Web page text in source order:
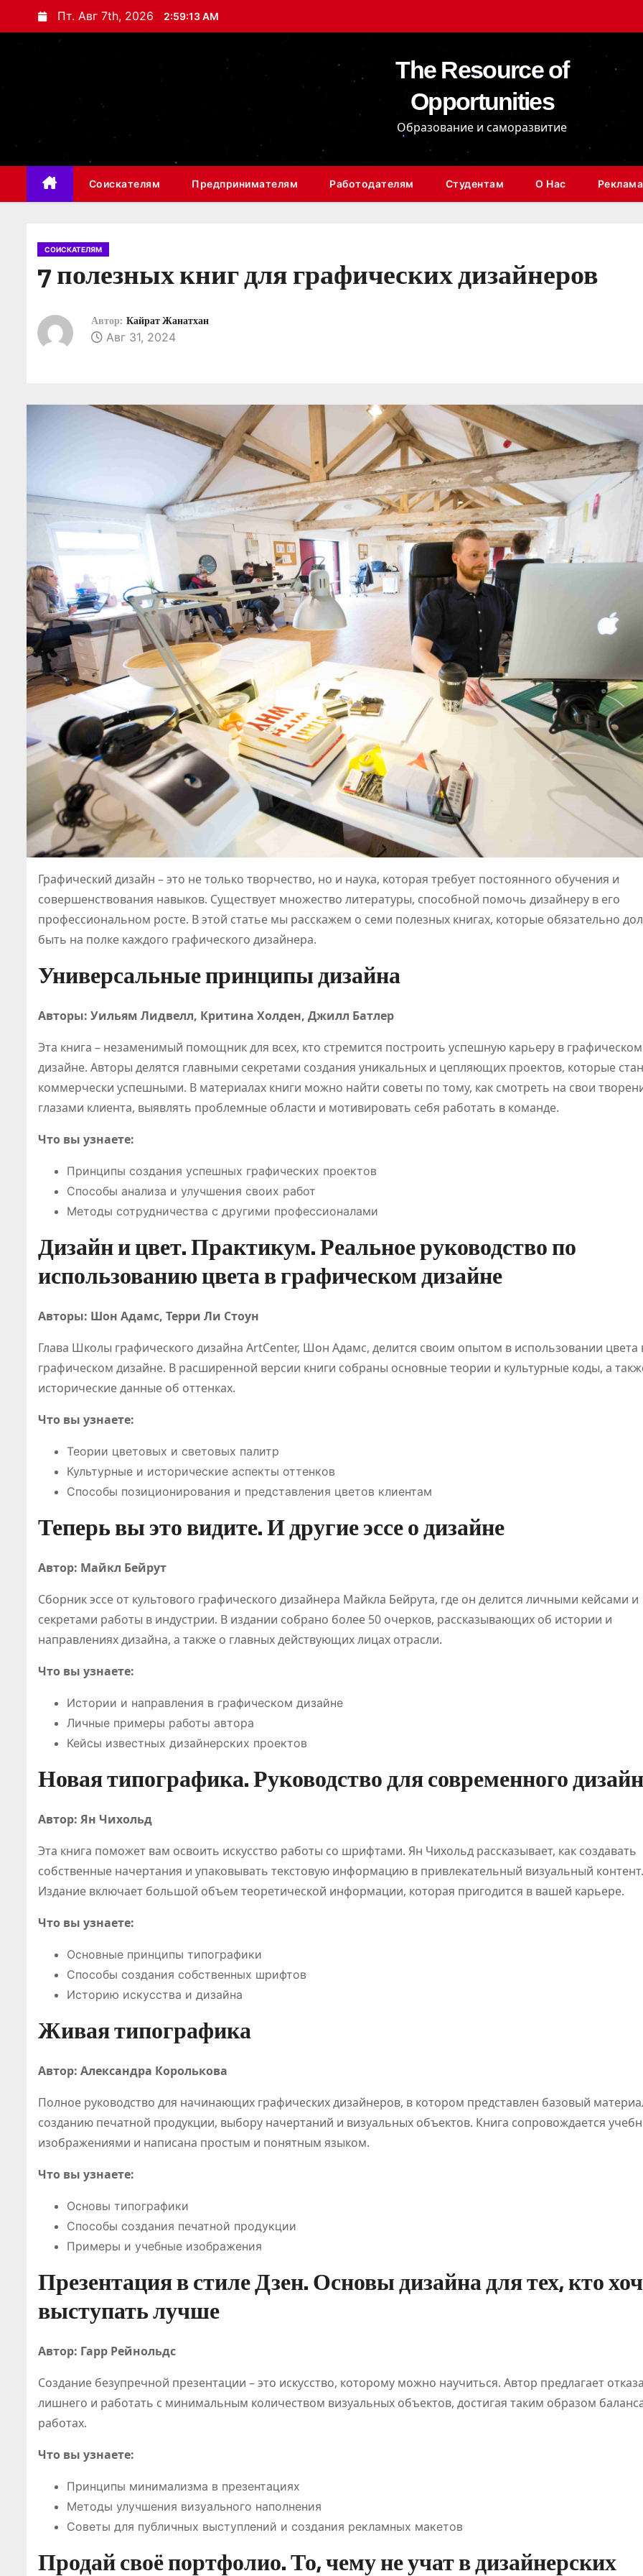
е
с
Пт. Авг 7th, 2026 2:59:15 AM
The Resource of
Opportunities
Образование и саморазвитие
Соискателям Предпринимателям Работодателям Студентам О Нас Реклама
СОИСКАТЕЛЯМ
7 полезных книг для графических дизайнеров
Автор: Кайрат Жанатхан
Авг 31, 2024
Графический дизайн – это не только творчество, но и наука, которая требует постоянного обучения и
совершенствования навыков. Существует множество литературы, способной помочь дизайнеру в его
профессиональном росте. В этой статье мы расскажем о семи полезных книгах, которые обязательно
быть на полке каждого графического дизайнера.
Универсальные принципы дизайна
Авторы: Уильям Лидвелл, Критина Холден, Джилл Батлер
Эта книга – незаменимый помощник для всех, кто стремится построить успешную карьеру в графическом
дизайне. Авторы делятся главными секретами создания уникальных и цепляющих проектов, которые
коммерчески успешными. В материалах книги можно найти советы по тому, как смотреть на свои
глазами клиента, выявлять проблемные области и мотивировать себя работать в команде.
Что вы узнаете:
Принципы создания успешных графических проектов
Способы анализа и улучшения своих работ
Методы сотрудничества с другими профессионалами
Дизайн и цвет. Практикум. Реальное руководство по
использованию цвета в графическом дизайне
Авторы: Шон Адамс, Терри Ли Стоун
Глава Школы графического дизайна ArtCenter, Шон Адамс, делится своим опытом в использовании цвета
графическом дизайне. В расширенной версии книги собраны основные теории и культурные коды, а
исторические данные об оттенках.
Что вы узнаете:
Теории цветовых и световых палитр
Культурные и исторические аспекты оттенков
Способы позиционирования и представления цветов клиентам
Теперь вы это видите. И другие эссе о дизайне
Автор: Майкл Бейрут
Сборник эссе от культового графического дизайнера Майкла Бейрута, где он делится личными кейсами и
секретами работы в индустрии. В издании собрано более 50 очерков, рассказывающих об истории и
направлениях дизайна, а также о главных действующих лицах отрасли.
Что вы узнаете:
Истории и направления в графическом дизайне
Личные примеры работы автора
Кейсы известных дизайнерских проектов
Новая типографика. Руководство для современного
Автор: Ян Чихольд
Эта книга поможет вам освоить искусство работы со шрифтами. Ян Чихольд рассказывает, как создавать
собственные начертания и упаковывать текстовую информацию в привлекательный визуальный контент.
Издание включает большой объем теоретической информации, которая пригодится в вашей карьере.
Что вы узнаете:
Основные принципы типографики
Способы создания собственных шрифтов
Историю искусства и дизайна
Живая типографика
Автор: Александра Королькова
Полное руководство для начинающих графических дизайнеров, в котором представлен базовый
созданию печатной продукции, выбору начертаний и визуальных объектов. Книга сопровождается
изображениями и написана простым и понятным языком.
Что вы узнаете:
Основы типографики
Способы создания печатной продукции
Примеры и учебные изображения
Презентация в стиле Дзен. Основы дизайна для тех, кто
выступать лучше
Автор: Гарр Рейнольдс
Создание безупречной презентации – это искусство, которому можно научиться. Автор предлагает
лишнего и работать с минимальным количеством визуальных объектов, достигая таким образом
работах.
Что вы узнаете:
Принципы минимализма в презентациях
Методы улучшения визуального наполнения
Советы для публичных выступлений и создания рекламных макетов
Продай своё портфолио. То, чему не учат в дизайнерских
ПОЛЕЗНОЕ
игр
становится
основой
регулировани
я рынка
Абдуалиев
ПОЛЕЗНОЕ
развлечений
событий
Жанатхан